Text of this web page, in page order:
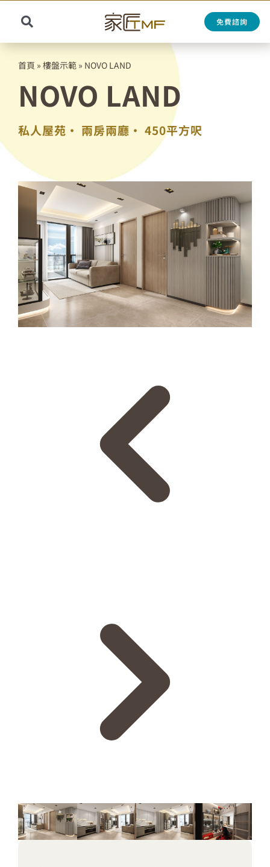
content
Toggle
Navigation
Search
for:
免費諮詢
首頁 »樓盤示範 » NOVO LAND
NOVO LAND
私人屋苑• 兩房兩廳• 450平方呎